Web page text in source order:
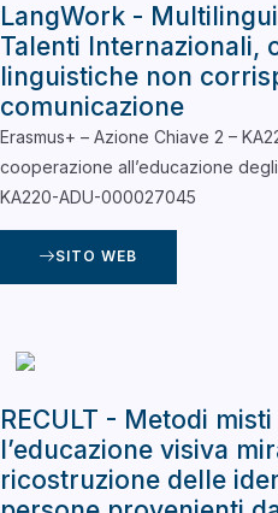
LangWork -
Talenti Internazionali,
linguistiche non
comunicazione
Erasmus+ – Azione Chiave 2 –
cooperazione all’educazione
KA220-ADU-000027045
SITO WEB
RECULT - Metodi
l’educazione visiva
ricostruzione delle